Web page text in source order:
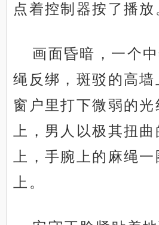
点着控制器按了播放
画面昏暗，一个
绳反绑，斑驳的高墙
窗户里打下微弱的
上，男人以极其扭
上，手腕上的麻绳
上。